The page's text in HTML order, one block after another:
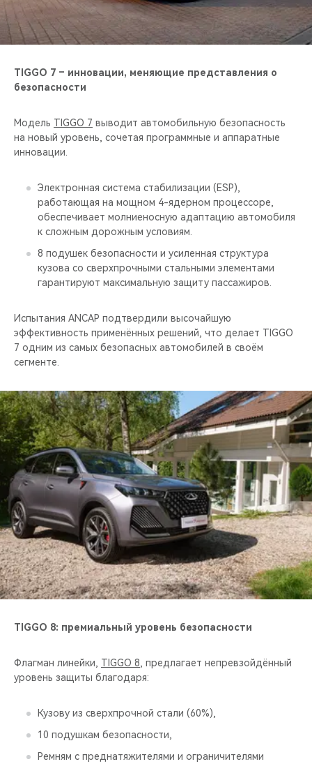
TIGGO 7 – инновации, меняющие представления о
безопасности
Модель TIGGO 7 выводит автомобильную безопасность
на новый уровень, сочетая программные и аппаратные
инновации.
Электронная система стабилизации (ESP),
работающая на мощном 4-ядерном процессоре,
обеспечивает молниеносную адаптацию автомобиля
к сложным дорожным условиям.
8 подушек безопасности и усиленная структура
кузова со сверхпрочными стальными элементами
гарантируют максимальную защиту пассажиров.
Испытания ANCAP подтвердили высочайшую
эффективность применённых решений, что делает TIGGO
7 одним из самых безопасных автомобилей в своём
сегменте.
TIGGO 8: премиальный уровень безопасности
Флагман линейки, TIGGO 8 , предлагает непревзойдённый
уровень защиты благодаря:
Кузову из сверхпрочной стали (60%),
10 подушкам безопасности,
Ремням с преднатяжителями и ограничителями